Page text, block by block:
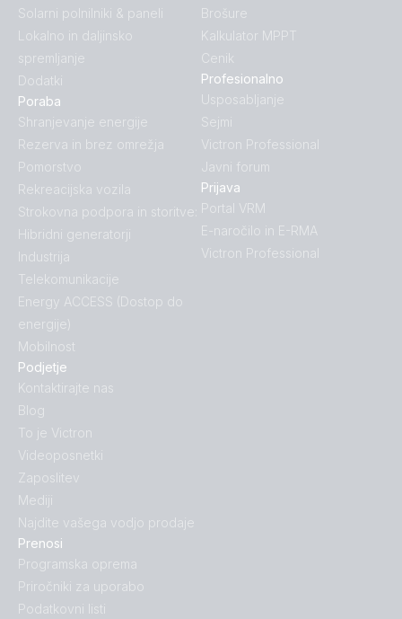
Solarni polnilniki & paneli
Lokalno in daljinsko
spremljanje
Dodatki
Prenosi
Programska oprema
Priročniki za uporabo
Podatkovni listi
Poraba
Shranjevanje energije
Rezerva in brez omrežja
Pomorstvo
Rekreacijska vozila
Strokovna podpora in storitve:
Hibridni generatorji
Industrija
Telekomunikacije
Energy ACCESS (Dostop do
energije)
Mobilnost
Podjetje
Kontaktirajte nas
Blog
To je Victron
Videoposnetki
Zaposlitev
Mediji
Najdite vašega vodjo prodaje
Brošure
Kalkulator MPPT
Cenik
Profesionalno
Usposabljanje
Sejmi
Victron Professional
Javni forum
Prijava
Portal VRM
E-naročilo in E-RMA
Victron Professional